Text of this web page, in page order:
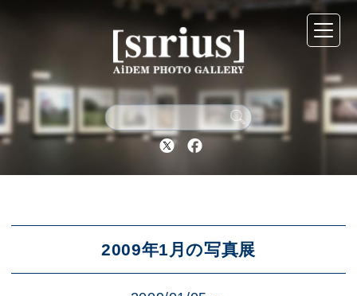
Twitter Facebook
2009年1月の写真展
シリウスについて
展示スケジュール